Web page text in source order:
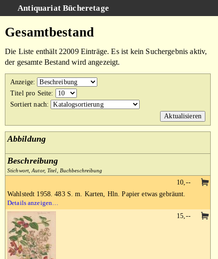
Antiquariat Bücheretage
Gesamtbestand
Warenkorb
AGB
Gesamtbestand
Die Liste enthält 22009 Einträge. Es ist kein Suchergebnis aktiv,
der gesamte Bestand wird angezeigt.
Anzeige:
Titel pro Seite:
Sortiert nach:
Abbildung
Beschreibung
Stichwort, Autor, Titel, Buchbeschreibung
Wahlstedt 1958. 483 S. m. Karten, Hln. Papier etwas gebräunt.
Details anzeigen…
10,--
15,--